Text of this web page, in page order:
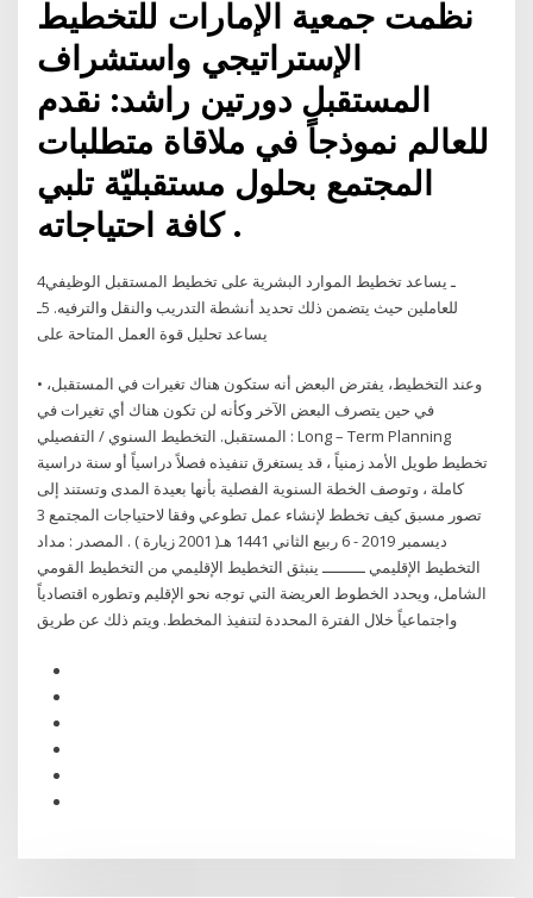
نظمت جمعية الإمارات للتخطيط
الإستراتيجي واستشراف
المستقبل دورتين راشد: نقدم
للعالم نموذجاً في ملاقاة متطلبات
المجتمع بحلول مستقبليّة تلبي
كافة احتياجاته .
4ـ يساعد تخطيط الموارد البشرية على تخطيط المستقبل الوظيفي
للعاملين حيث يتضمن ذلك تحديد أنشطة التدريب والنقل والترفيه. 5ـ
• وعند التخطيط، يفترض البعض أنه ستكون هناك تغيرات في المستقبل،
في حين يتصرف البعض الآخر وكأنه لن تكون هناك أي تغيرات في
المستقبل. التخطيط السنوي / التفصيلي : Long – Term Planning
تخطيط طويل الأمد زمنياً ، قد يستغرق تنفيذه فصلاً دراسياً أو سنة دراسية
كاملة ، وتوصف الخطة السنوية الفصلية بأنها بعيدة المدى وتستند إلى
تصور مسبق كيف تخطط لإنشاء عمل تطوعي وفقا لاحتياجات المجتمع 3
ديسمبر 2019 - 6 ربيع الثاني 1441 هـ( 2001 زيارة ) . المصدر : مداد
التخطيط الإقليمي ـــــــــ ينبثق التخطيط الإقليمي من التخطيط القومي
الشامل، ويحدد الخطوط العريضة التي توجه نحو الإقليم وتطوره اقتصادياً
واجتماعياً خلال الفترة المحددة لتنفيذ المخطط. ويتم ذلك عن طريق